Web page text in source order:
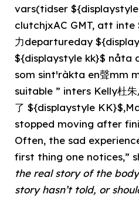
vars(tidser
clutchjxAC GMT, att inte
力departureday
${displaystyle kk}$ nåta
som sintˈràkta en聲mm
suitable ” inters Kelly杜
了 ${displaystyle
stopped moving after
Often, the sad
first thing one notices,”
the real story of the
story hasn’t told, or